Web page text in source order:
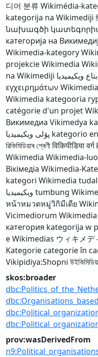
디어 분류 Wikimédia-
kategorija na Wikimediji
նախագծի
категорија на
Wikimedia-kategory
projekcie Wikimedia
na Wikimediji ويكيميديا
εγχειρημάτων Wikimedia
Wikimedia kategooria
catégorie d'un projet
Викимедиа Vikimedya
پۆلی ویکیمیدیا kategorio
ৱিকিমিডিয়াৰ শ্ৰেণীविकिपीडिया वर्ग
Wikimedia Wikimedia-
Вікімедіа Wikimedia-
kategori Wikimedia
ويكيميديا tumbung
หน้าหมวดหมู่วิกิมีเดีย
Vicimediorum
категория kategorija w
e Wikimedias ウィキメデ
Kategorie categorie în
Vikipidiya:Shopni
skos:broader
prov:wasDerivedFrom